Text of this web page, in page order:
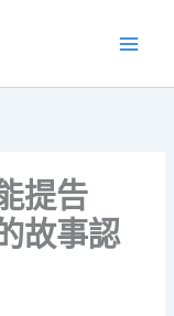
提告
故事認